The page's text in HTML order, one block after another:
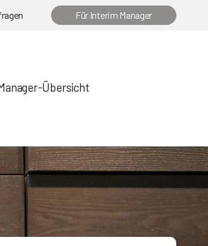
Für Interim Manager
Übersicht